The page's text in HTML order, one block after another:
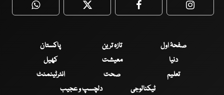
WhatsApp Twitter Facebook
صفحۂ اول تازہ ترین
پاکستان
دنیا
معیشت
کھیل
تعلیم
صحت
انٹرٹینمنٹ
ٹیکنالوجی
دلچسپ و عجیب